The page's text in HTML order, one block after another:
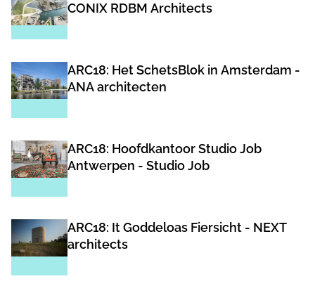
CONIX RDBM Architects
ARC18: Het SchetsBlok in Amsterdam -
ANA architecten
ARC18: Hoofdkantoor Studio Job
Antwerpen - Studio Job
ARC18: It Goddeloas Fiersicht - NEXT
architects